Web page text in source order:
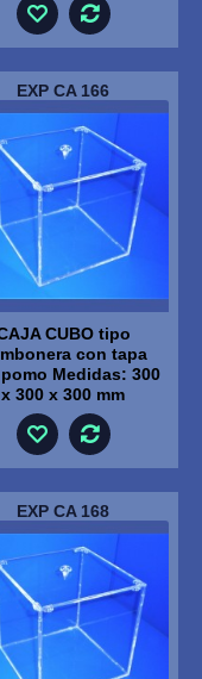
EXP CA 166
CUBO tipo
con tapa
Medidas: 300
x 300 x 300 mm
EXP CA 168